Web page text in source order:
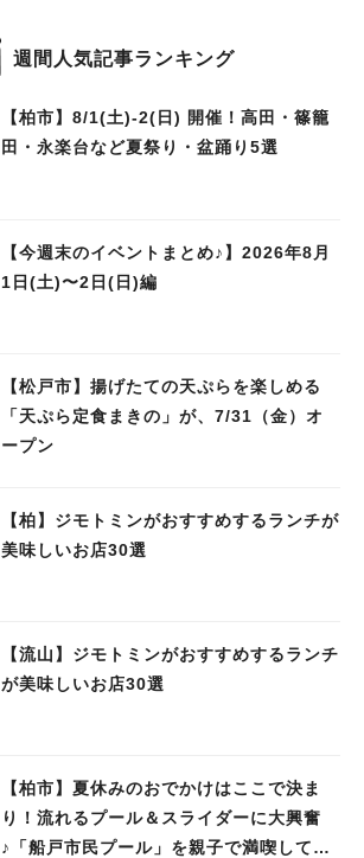
週間人気記事ランキング
【柏市】8/1(土)‐2(日) 開催！高田・篠籠
田・永楽台など夏祭り・盆踊り5選
【今週末のイベントまとめ♪】2026年8月
1日(土)〜2日(日)編
【松戸市】揚げたての天ぷらを楽しめる
「天ぷら定食まきの」が、7/31（金）オ
ープン
【柏】ジモトミンがおすすめするランチが
美味しいお店30選
【流山】ジモトミンがおすすめするランチ
が美味しいお店30選
【柏市】夏休みのおでかけはここで決ま
り！流れるプール＆スライダーに大興奮
♪「船戸市民プール」を親子で満喫してき